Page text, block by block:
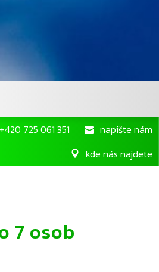
+420 725 061 351
napište nám
kde nás najdete
7 osob